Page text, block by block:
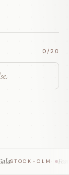
0 /20
STOCKHOLM ·